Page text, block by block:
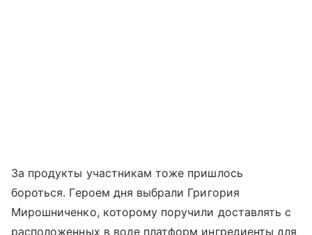
За продукты участникам тоже пришлось
бороться. Героем дня выбрали Григория
Мирошниченко, которому поручили доставлять с
расположенных в воде платформ ингредиенты для